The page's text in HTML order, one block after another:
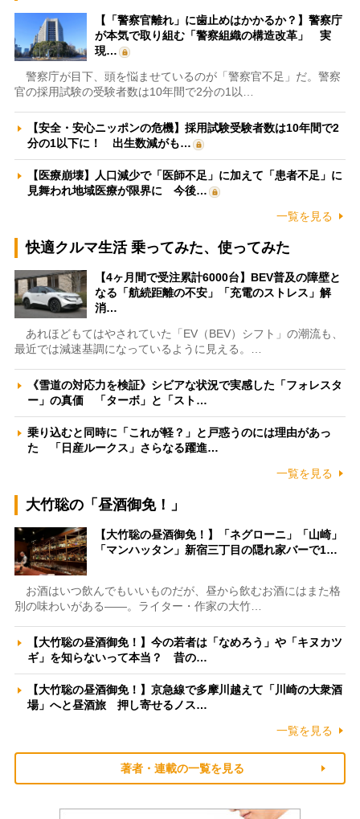
【「警察官離れ」に歯止めはかかるか？】警察庁
が本気で取り組む「警察組織の構造改革」 実
現…
警察庁が目下、頭を悩ませているのが「警察官不足」だ。警察
官の採用試験の受験者数は10年間で2分の1以…
【安全・安心ニッポンの危機】採用試験受験者数は10年間で2
分の1以下に！ 出生数減がも…
【医療崩壊】人口減少で「医師不足」に加えて「患者不足」に
見舞われ地域医療が限界に 今後…
一覧を見る
快適クルマ生活 乗ってみた、使ってみた
【4ヶ月間で受注累計6000台】BEV普及の障壁と
なる「航続距離の不安」「充電のストレス」解
消…
あれほどもてはやされていた「EV（BEV）シフト」の潮流も、
最近では減速基調になっているように見える。…
《雪道の対応力を検証》シビアな状況で実感した「フォレスタ
ー」の真価 「ターボ」と「スト…
乗り込むと同時に「これが軽？」と戸惑うのには理由があっ
た 「日産ルークス」さらなる躍進…
一覧を見る
大竹聡の「昼酒御免！」
【大竹聡の昼酒御免！】「ネグローニ」「山崎」
「マンハッタン」新宿三丁目の隠れ家バーで1…
お酒はいつ飲んでもいいものだが、昼から飲むお酒にはまた格
別の味わいがある――。ライター・作家の大竹…
【大竹聡の昼酒御免！】今の若者は「なめろう」や「キヌカツ
ギ」を知らないって本当？ 昔の…
【大竹聡の昼酒御免！】京急線で多摩川越えて「川崎の大衆酒
場」へと昼酒旅 押し寄せるノス…
一覧を見る
著者・連載の一覧を見る